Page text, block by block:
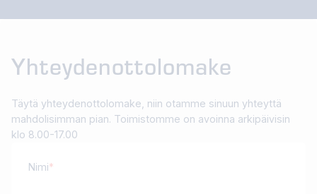
Yhteydenottolomake
Täytä yhteydenottolomake, niin otamme sinuun yhteyttä
mahdolisimman pian. Toimistomme on avoinna arkipäivisin
klo 8.00-17.00
Nimi